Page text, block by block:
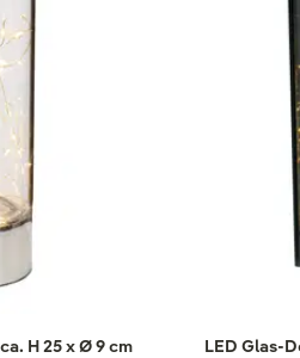
H 25 x Ø 9 cm LED Glas-